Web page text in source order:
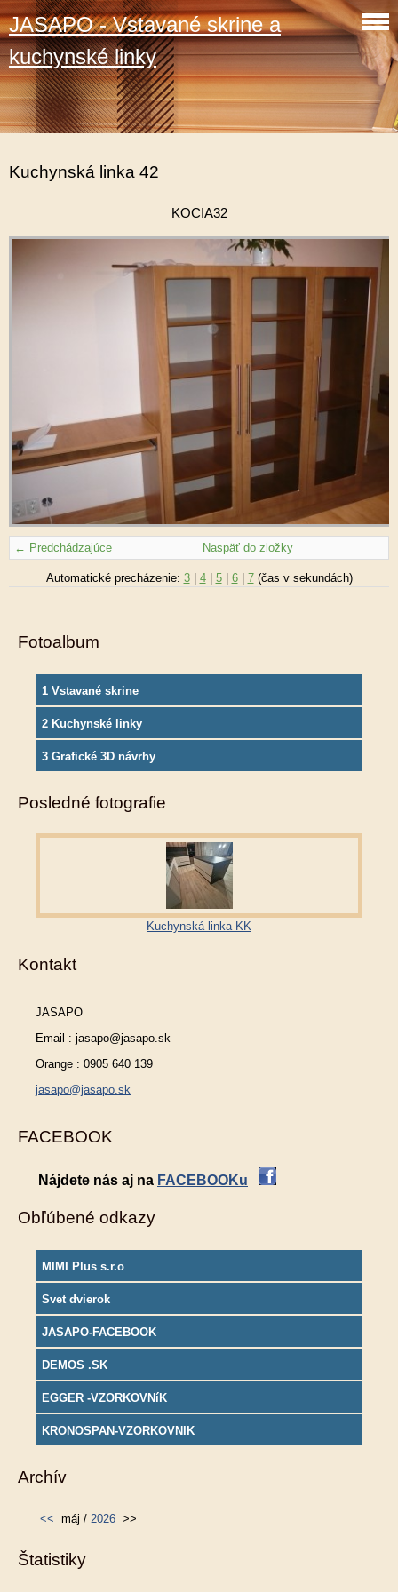
JASAPO - Vstavané skrine a
kuchynské linky
Kuchynská linka 42
KOCIA32
← Predchádzajúce Naspäť do zložky
Automatické precházenie: 3| 4| 5| 6| 7(čas v sekundách)
Fotoalbum
1 Vstavané skrine
2 Kuchynské linky
3 Grafické 3D návrhy
Posledné fotografie
Kuchynská linka KK
Kontakt
JASAPO
Email : jasapo@jasapo.sk
Orange : 0905 640 139
jasapo@jasapo.sk
FACEBOOK
Nájdete nás aj na FACEBOOKu
Obľúbené odkazy
MIMI Plus s.r.o
Svet dvierok
JASAPO-FACEBOOK
DEMOS .SK
EGGER -VZORKOVNíK
KRONOSPAN-VZORKOVNIK
Archív
<< máj / 2026 >>
Štatistiky